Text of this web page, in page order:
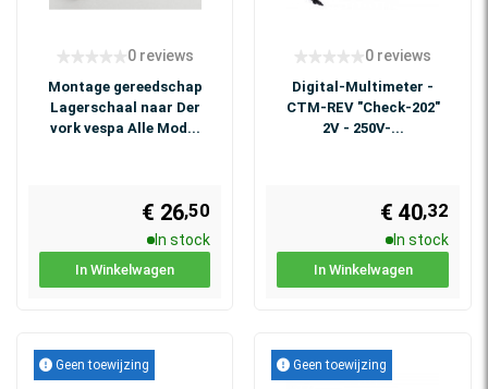
0 reviews
Montage gereedschap
Lagerschaal naar Der
vork vespa Alle Mod...
€ 26,50
In stock
In Winkelwagen
0 reviews
Digital-Multimeter -
CTM-REV "Check-202"
2V - 250V-...
€ 40,32
In stock
In Winkelwagen
Geen toewijzing Geen toewijzing